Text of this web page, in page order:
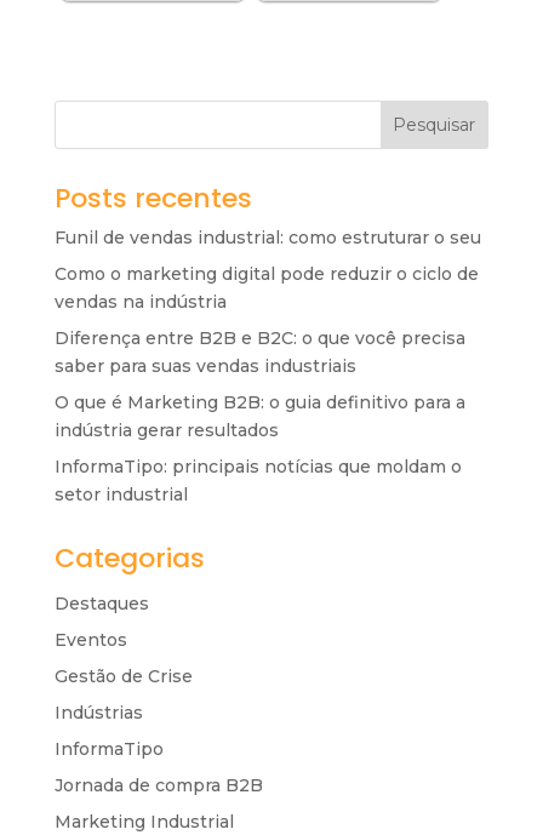
Pesquisar
Posts recentes
Funil de vendas industrial: como estruturar o seu
Como o marketing digital pode reduzir o ciclo de
vendas na indústria
Diferença entre B2B e B2C: o que você precisa
saber para suas vendas industriais
O que é Marketing B2B: o guia definitivo para a
indústria gerar resultados
InformaTipo: principais notícias que moldam o
setor industrial
Categorias
Destaques
Eventos
Gestão de Crise
Indústrias
InformaTipo
Jornada de compra B2B
Marketing Industrial